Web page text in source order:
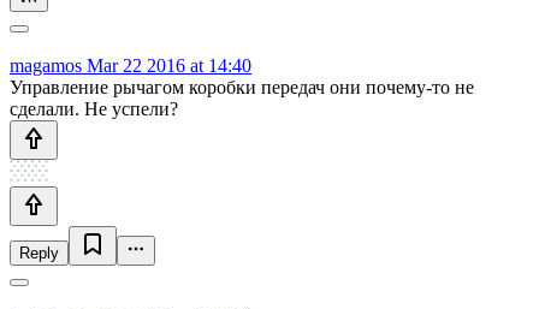
magamos Mar 22 2016 at 14:40
Управление рычагом коробки передач они почему-то не
сделали. Не успели?
Reply